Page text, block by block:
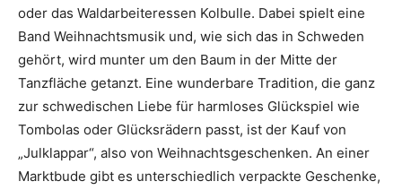
oder das Waldarbeiteressen Kolbulle. Dabei spielt eine
Band Weihnachtsmusik und, wie sich das in Schweden
gehört, wird munter um den Baum in der Mitte der
Tanzfläche getanzt. Eine wunderbare Tradition, die ganz
zur schwedischen Liebe für harmloses Glückspiel wie
Tombolas oder Glücksrädern passt, ist der Kauf von
„Julklappar“, also von Weihnachtsgeschenken. An einer
Marktbude gibt es unterschiedlich verpackte Geschenke,